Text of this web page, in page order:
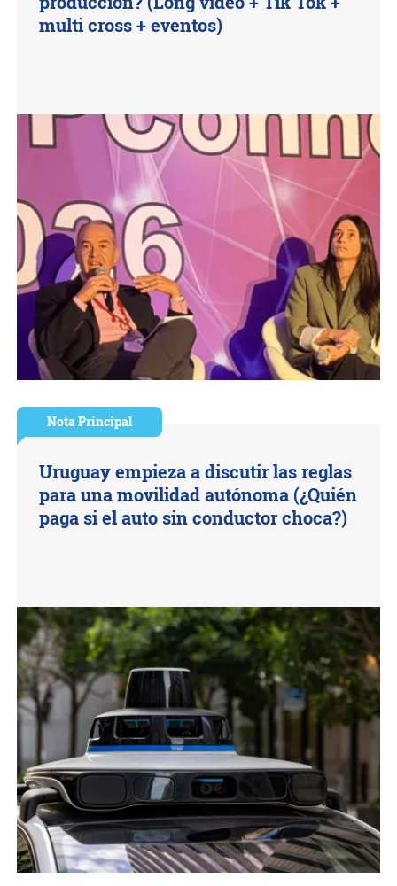
multi cross + eventos)
Nota Principal
Uruguay empieza a discutir las reglas
para una movilidad autónoma (¿Quién
paga si el auto sin conductor choca?)